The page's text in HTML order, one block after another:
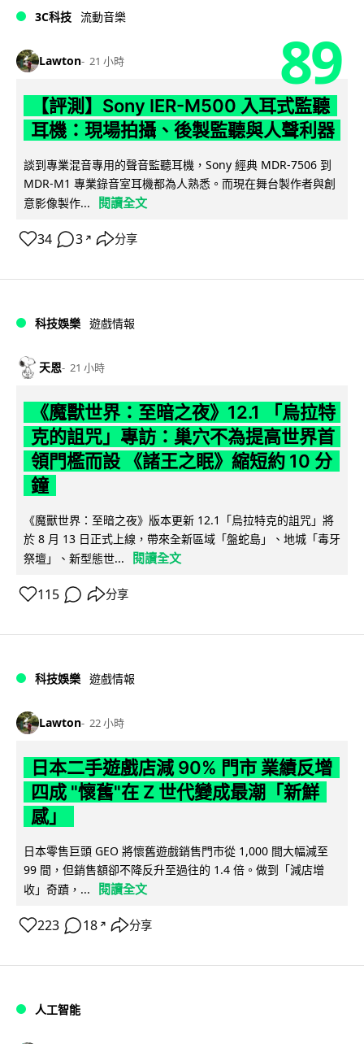
3C科技 流動音樂
Lawton 21 小時 89
【評測】Sony IER-M500 入耳式監聽
耳機：現場拍攝、後製監聽與人聲利器
談到專業混音專用的聲音監聽耳機，Sony 經典 MDR-7506 到
MDR-M1 專業錄音室耳機都為人熟悉。而現在舞台製作者與創
意影像製作...
閱讀全文
34 3 ↗ 分享
科技娛樂 遊戲情報
天恩 21 小時
《魔獸世界：至暗之夜》12.1 「烏拉特
克的詛咒」專訪：巢穴不為提高世界首
領門檻而設 《諸王之眠》縮短約 10 分
鐘
《魔獸世界：至暗之夜》版本更新 12.1「烏拉特克的詛咒」將
於 8 月 13 日正式上線，帶來全新區域「盤蛇島」、地城「毒牙
祭壇」、新型態世...
閱讀全文
115 分享
科技娛樂 遊戲情報
Lawton 22 小時
日本二手遊戲店減 90% 門市 業績反增
四成 "懷舊"在 Z 世代變成最潮「新鮮
感」
日本零售巨頭 GEO 將懷舊遊戲銷售門市從 1,000 間大幅減至
99 間，但銷售額卻不降反升至過往的 1.4 倍。做到「減店增
收」奇蹟，...
閱讀全文
223 18 ↗ 分享
人工智能